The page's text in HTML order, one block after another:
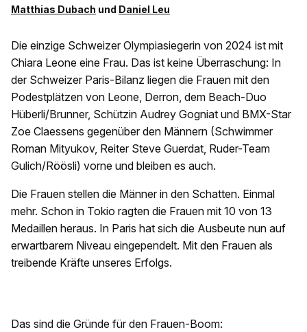
Matthias Dubach und Daniel Leu
Die einzige Schweizer Olympiasiegerin von 2024 ist mit
Chiara Leone eine Frau. Das ist keine Überraschung: In
der Schweizer Paris-Bilanz liegen die Frauen mit den
Podestplätzen von Leone, Derron, dem Beach-Duo
Hüberli/Brunner, Schützin Audrey Gogniat und BMX-Star
Zoe Claessens gegenüber den Männern (Schwimmer
Roman Mityukov, Reiter Steve Guerdat, Ruder-Team
Gulich/Röösli) vorne und bleiben es auch.
Die Frauen stellen die Männer in den Schatten. Einmal
mehr. Schon in Tokio ragten die Frauen mit 10 von 13
Medaillen heraus. In Paris hat sich die Ausbeute nun auf
erwartbarem Niveau eingependelt. Mit den Frauen als
treibende Kräfte unseres Erfolgs.
Das sind die Gründe für den Frauen-Boom: